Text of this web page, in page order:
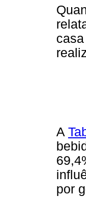
A
por